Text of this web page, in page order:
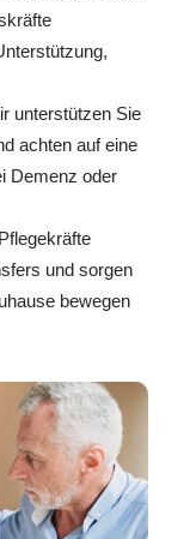
unterstützen Sie
achten auf eine
Demenz oder
und sorgen
bewegen